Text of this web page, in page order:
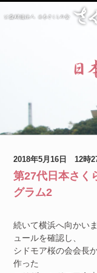
2018年5月16日 12時
第27代日本さく
グラム2
続いて横浜へ向かい
ュールを確認し、
シドモア桜の会会長
作った